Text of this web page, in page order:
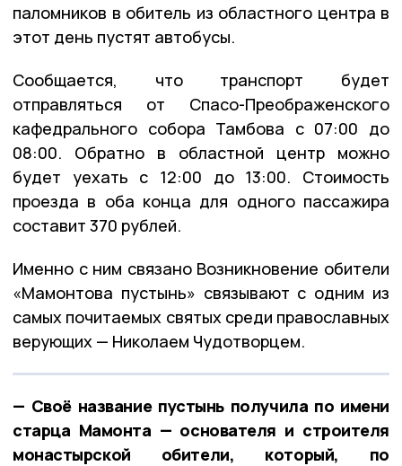
паломников в обитель из областного центра в
этот день пустят автобусы.
Сообщается, что транспорт будет
отправляться от Спасо-Преображенского
кафедрального собора Тамбова с 07:00 до
08:00. Обратно в областной центр можно
будет уехать с 12:00 до 13:00. Стоимость
проезда в оба конца для одного пассажира
составит 370 рублей.
Именно с ним связано Возникновение обители
«Мамонтова пустынь» связывают с одним из
самых почитаемых святых среди православных
верующих — Николаем Чудотворцем.
— Своё название пустынь получила по имени
старца Мамонта — основателя и строителя
монастырской обители, который, по